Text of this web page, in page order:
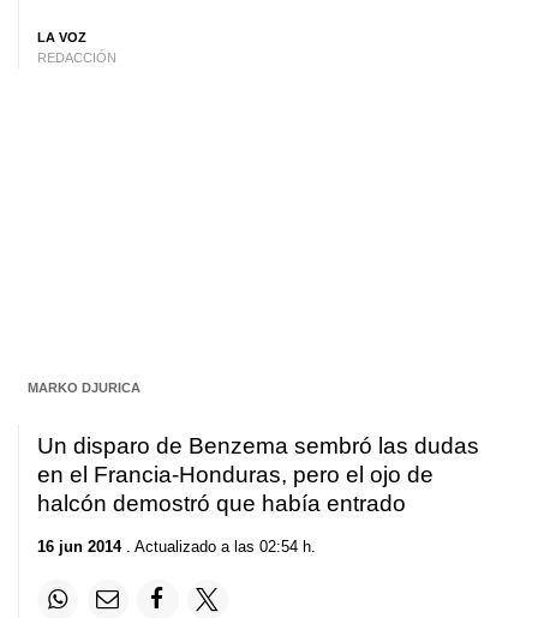
LA VOZ
REDACCIÓN
MARKO DJURICA
Un disparo de Benzema sembró las dudas
en el Francia-Honduras, pero el ojo de
halcón demostró que había entrado
16 jun 2014. Actualizado a las 02:54 h.